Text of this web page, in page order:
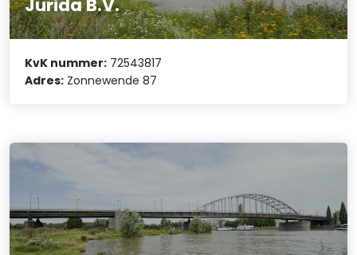
Jurida B.V.
KvK nummer: 72543817
Adres: Zonnewende 87